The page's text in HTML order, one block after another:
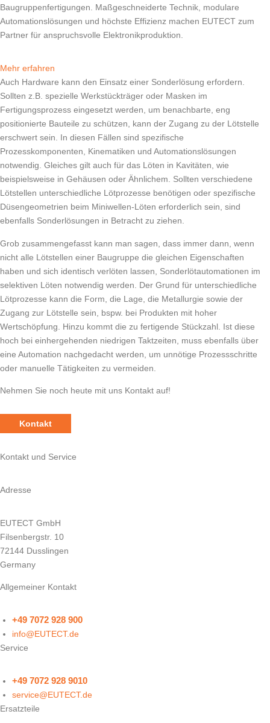
Baugruppenfertigungen. Maßgeschneiderte Technik, modulare
Automations­lösungen und höchste Effizienz machen EUTECT zum
Partner für anspruchsvolle Elektronikproduktion.
Mehr erfahren
Auch Hardware kann den Einsatz einer Sonderlösung erfordern.
Sollten z.B. spezielle Werkstückträger oder Masken im
Fertigungsprozess eingesetzt werden, um benachbarte, eng
positionierte Bauteile zu schützen, kann der Zugang zu der Lötstelle
erschwert sein. In diesen Fällen sind spezifische
Prozesskomponenten, Kinematiken und Automations­lösungen
notwendig. Gleiches gilt auch für das Löten in Kavitäten, wie
beispielsweise in Gehäusen oder Ähnlichem. Sollten verschiedene
Lötstellen unterschiedliche Lötprozesse benötigen oder spezifische
Düsengeometrien beim Miniwellen-Löten erforderlich sein, sind
ebenfalls Sonderlösungen in Betracht zu ziehen.
Grob zusammengefasst kann man sagen, dass immer dann, wenn
nicht alle Lötstellen einer Baugruppe die gleichen Eigenschaften
haben und sich identisch verlöten lassen, Sonderlötautomationen im
selektiven Löten notwendig werden. Der Grund für unterschiedliche
Lötprozesse kann die Form, die Lage, die Metallurgie sowie der
Zugang zur Lötstelle sein, bspw. bei Produkten mit hoher
Wertschöpfung. Hinzu kommt die zu fertigende Stückzahl. Ist diese
hoch bei einhergehenden niedrigen Taktzeiten, muss ebenfalls über
eine Automation nachgedacht werden, um unnötige Prozessschritte
oder manuelle Tätigkeiten zu vermeiden.
Nehmen Sie noch heute mit uns Kontakt auf!
Kontakt
Kontakt und Service
Adresse
EUTECT GmbH
Filsenbergstr. 10
72144 Dusslingen
Germany
Allgemeiner Kontakt
+49 7072 928 900
info@EUTECT.de
Service
+49 7072 928 9010
service@EUTECT.de
Ersatzteile